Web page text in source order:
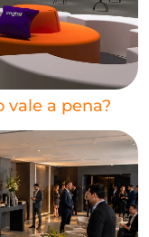
vale a pena?